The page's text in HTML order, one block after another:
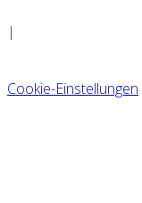
|
Cookie-Einstellungen